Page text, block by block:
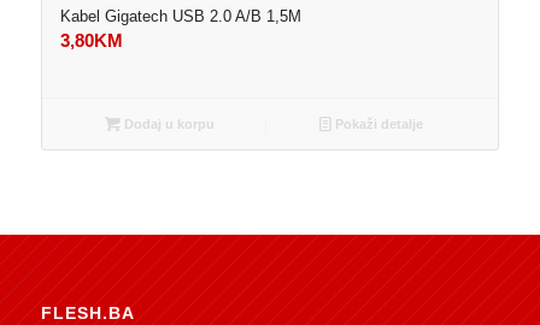
Kabel Gigatech USB 2.0 A/B 1,5M
3,80KM
Dodaj u korpu Pokaži detalje
FLESH.BA